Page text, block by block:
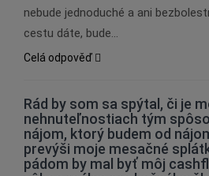
nebude jednoduché a ani
cestu dáte, bude…
Celá odpověď
Rád by som sa spýtal, či je
nehnuteľnostiach tým
nájom, ktorý budem od
prevýši moje mesačné
pádom by mal byť môj